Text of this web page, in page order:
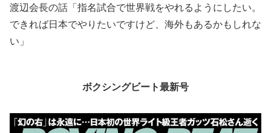
渡辺会長の話「指名試合で世界戦をやれるようにしたい。
できれば日本でやりたいですけど、海外もあるかもしれな
い」
ボクシングビート最新号